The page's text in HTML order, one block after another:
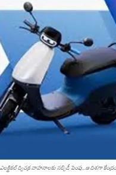
ఎలక్ట్రికల్ ద్విచక్ర వాహనాలకు సబ్సిడీ పెంపు...ఆ దిశగా